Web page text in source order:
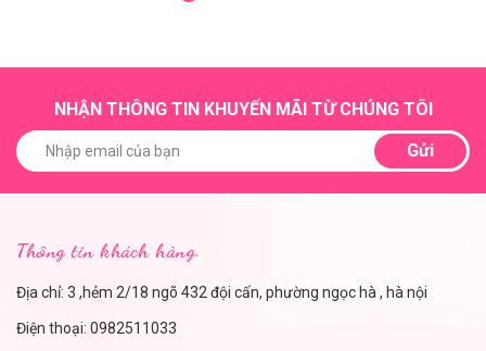
NHẬN THÔNG TIN KHUYẾN MÃI TỪ CHÚNG TÔI
Gửi
Thông tin khách hàng.
Địa chỉ: 3 ,hẻm 2/18 ngõ 432 đội cấn, phường ngọc hà , hà nội
Điện thoại: 0982511033